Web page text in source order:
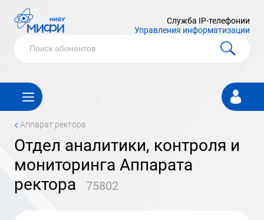
Служба IP-телефонии
Управления информатизации
Личный
кабинет
< Аппарат ректора
Отдел аналитики, контроля и
мониторинга Аппарата
ректора
75802